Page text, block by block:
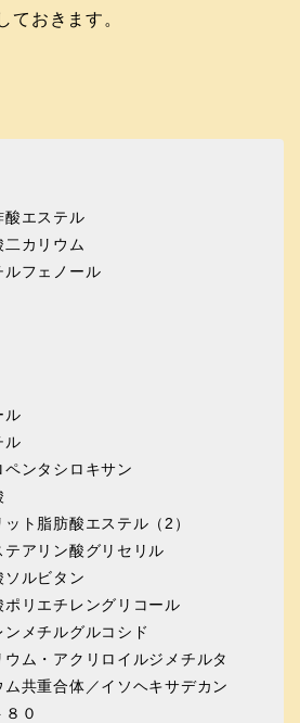
ておきます。
酸エステル
二カリウム
ルフェノール
ル
ル
ンタシロキサン
ト脂肪酸エステル（2）
テアリン酸グリセリル
ソルビタン
リエチレングリコール
メチルグルコシド
ム・アクリロイルジメチルタ
共重合体／イソヘキサデカン
０